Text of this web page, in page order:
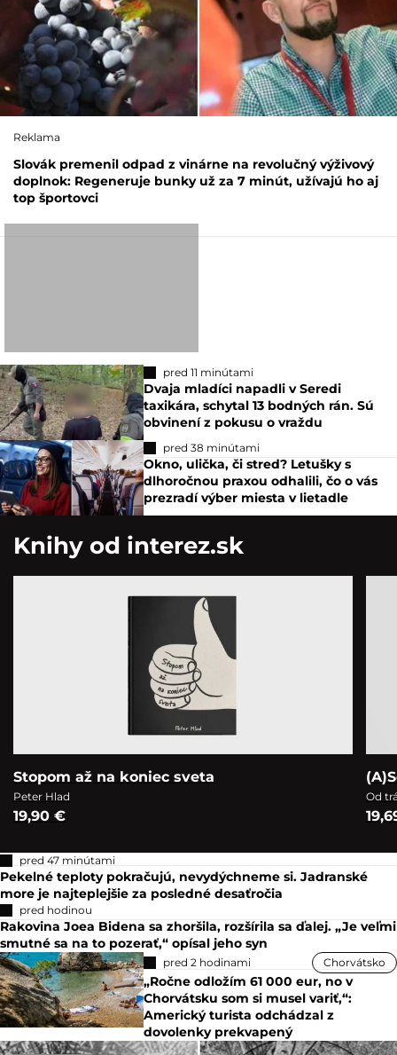
Reklama
Slovák premenil odpad z vinárne na revolučný výživový
doplnok: Regeneruje bunky už za 7 minút, užívajú ho aj
top športovci
pred 11 minútami
Dvaja mladíci napadli v Seredi
taxikára, schytal 13 bodných rán. Sú
obvinení z pokusu o vraždu
pred 38 minútami
Okno, ulička, či stred? Letušky s
dlhoročnou praxou odhalili, čo o vás
prezradí výber miesta v lietadle
Knihy od interez.sk
Stopom až na koniec sveta
Peter Hlad
19,90 €
Od
pred 47 minútami
Pekelné teploty pokračujú, nevydýchneme si. Jadranské
more je najteplejšie za posledné desaťročia
pred hodinou
Rakovina Joea Bidena sa zhoršila, rozšírila sa ďalej. „Je veľmi
smutné sa na to pozerať,“ opísal jeho syn
pred 2 hodinami Chorvátsko
„Ročne odložím 61 000 eur, no v
Chorvátsku som si musel variť,“:
Americký turista odchádzal z
dovolenky prekvapený